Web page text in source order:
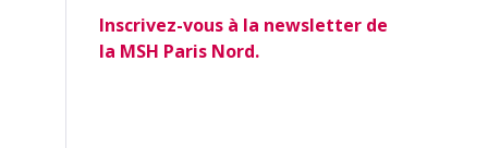
Inscrivez-vous à la newsletter de
la MSH Paris Nord.